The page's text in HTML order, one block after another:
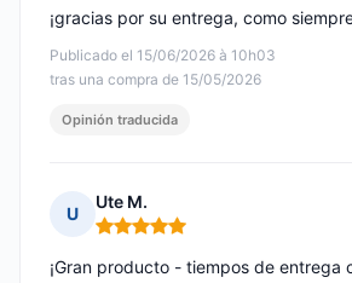
Publicado el 15/06/2026 à 10h03
tras una compra de 15/05/2026
¡gracias por su entrega, como
Opinión traducida
U
Ute M.
Nota: 5 de 5
¡Gran producto - tiempos de entrega